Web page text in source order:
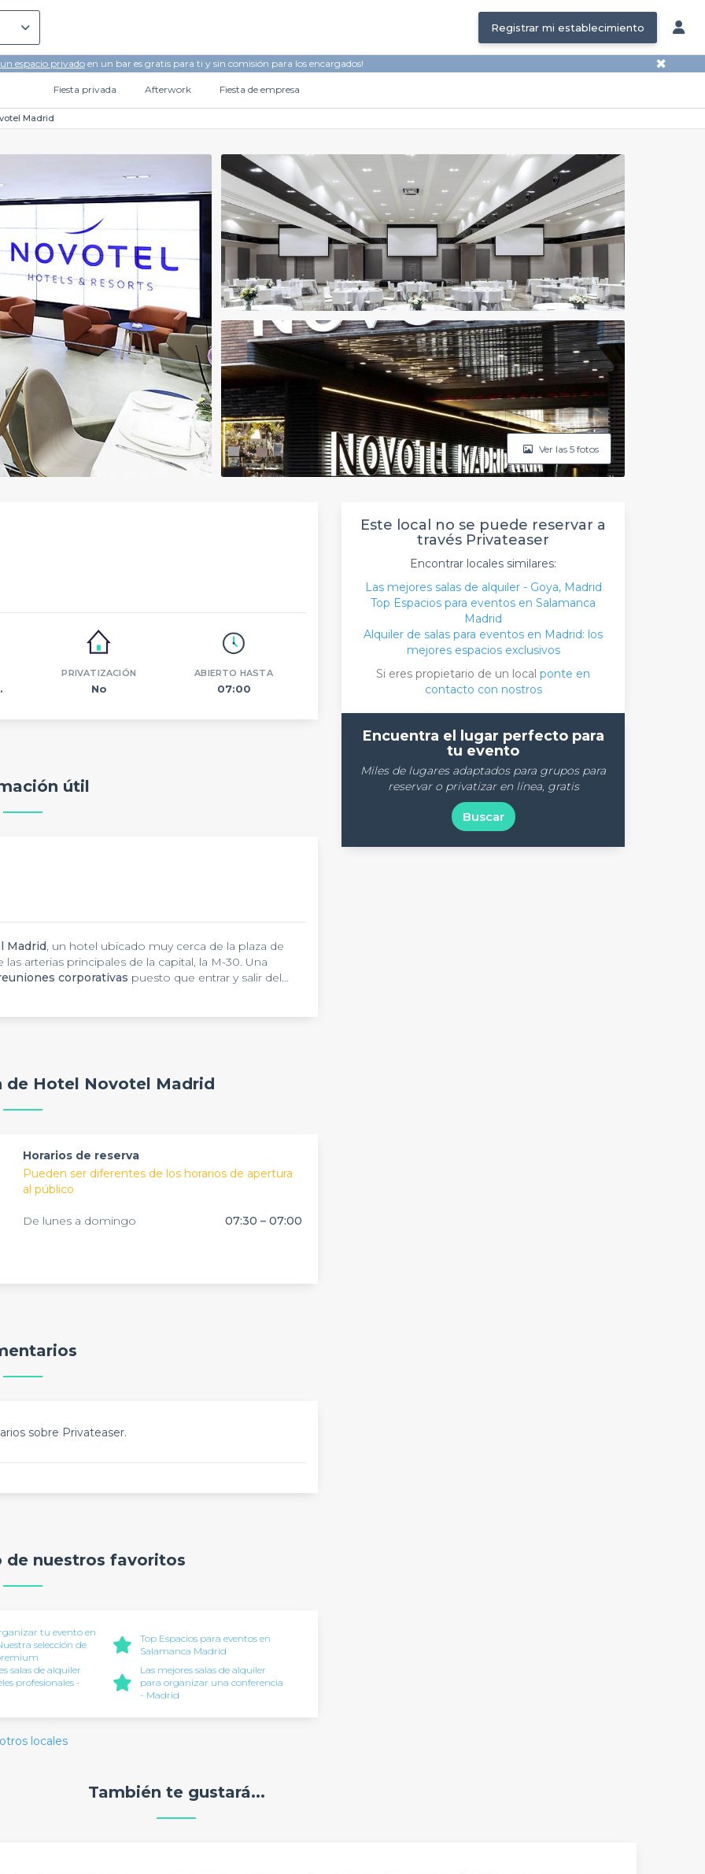
Registrar mi establecimiento
espacio privadoen un bar es gratis para ti y sin comisión para los encargados! ✖
Fiesta privada Afterwork Fiesta de empresa
Madrid
Ver las 5 fotos
PRIVATIZACIÓN
No
ABIERTO HASTA
07:00
útil
Madrid, un hotel ubicado muy cerca de la plaza de
arterias principales de la capital, la M-30. Una
corporativas puesto que entrar y salir del
como el recinto ferial Ifema se hallan en el
empresas y que bien puede acoger una
de Hotel Novotel Madrid
Horarios de reserva
Pueden ser diferentes de los horarios de apertura
al público
De lunes a domingo 07:30 – 07:00
sobre Privateaser.
de nuestros favoritos
tu evento en
selección de
Top Espacios para eventos en
Salamanca Madrid
salas de alquiler
profesionales -
Las mejores salas de alquiler
para organizar una conferencia
- Madrid
locales
Este local no se puede reservar a
través Privateaser
Encontrar locales similares:
Las mejores salas de alquiler - Goya, Madrid
Top Espacios para eventos en Salamanca
Madrid
Alquiler de salas para eventos en Madrid: los
mejores espacios exclusivos
Si eres propietario de un local ponte en
contacto con nostros
Encuentra el lugar perfecto para
tu evento
Miles de lugares adaptados para grupos para
reservar o privatizar en línea, gratis
Buscar
También te gustará...